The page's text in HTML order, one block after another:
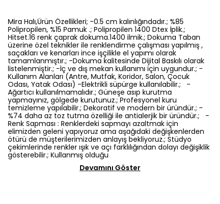
Mira Halı,Ürün Özellikleri; -0.5 cm kalınlığındadır.; %85
Polipropilen, %15 Pamuk .; Polipropilen 1400 Dtex İplik.;
Hitset.16 renk çaprak dokuma.1400 ilmik.; Dokuma Taban
üzerine özel teknikler ile renklendirme çalışması yapılmış ,
saçakları ve kenarları ince işçilikle el yapımı olarak
tamamlanmıştır.; -Dokuma kalitesinde Dijital Baskılı olarak
listelenmiştir.; -İç ve dış mekan kullanımı için uygundur.; -
Kullanım Alanları (Antre, Mutfak, Koridor, Salon, Çocuk
Odası, Yatak Odası) -Elektrikli süpürge kullanılabilir.; -
Ağartıcı kullanılmamalıdır.; Güneşe asıp kurutma
yapmayınız, gölgede kurutunuz.; Profesyonel kuru
temizleme yapılabilir.; Dekoratif ve modern bir üründür.; -
%74 daha az toz tutma özelliği ile antialerjik bir üründür.; -
Renk Sapması : Renklerdeki sapmayı azaltmak için
elimizden geleni yapıyoruz ama aşağıdaki değişkenlerden
ötürü de müşterilerimizden anlayış bekliyoruz.; Stüdyo
çekimlerinde renkler ışık ve açı farklılığından dolayı değişiklik
gösterebilir.; Kullanmış olduğu
Devamını Göster